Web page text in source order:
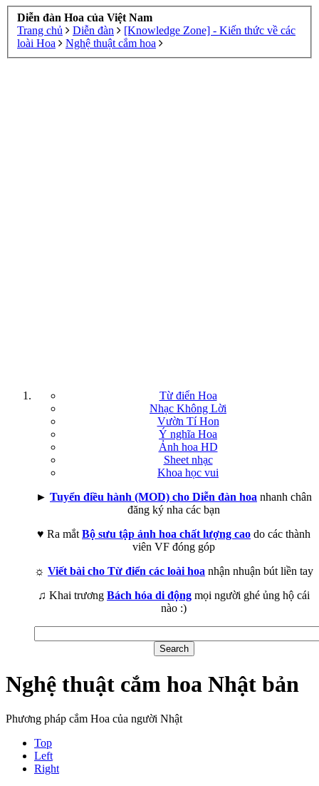
Diễn đàn Hoa của Việt Nam
Trang chủ
Diễn đàn
[Knowledge Zone] - Kiến thức về các
loài Hoa
Nghệ thuật cắm hoa
Từ điển Hoa
Nhạc Không Lời
Vườn Tí Hon
Ý nghĩa Hoa
Ảnh hoa HD
Sheet nhạc
Khoa học vui
► Tuyển điều hành (MOD) cho Diễn đàn hoa nhanh chân
đăng ký nha các bạn
♥ Ra mắt Bộ sưu tập ảnh hoa chất lượng cao do các thành
viên VF đóng góp
☼ Viết bài cho Từ điển các loài hoa nhận nhuận bút liền tay
♫ Khai trương Bách hóa di động mọi người ghé ủng hộ cái
nào :)
Nghệ thuật cắm hoa Nhật bản
Phương pháp cắm Hoa của người Nhật
Top
Left
Right